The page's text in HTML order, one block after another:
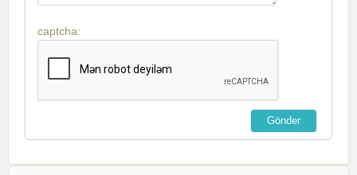
captcha: